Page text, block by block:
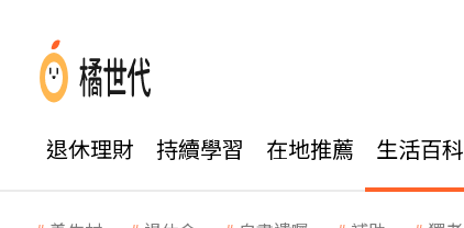
退休理財 持續學習 在地推薦 生活百科